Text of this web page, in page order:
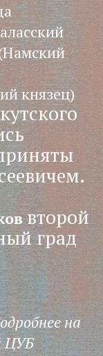
князец)
второй
град
на
ЦУБ